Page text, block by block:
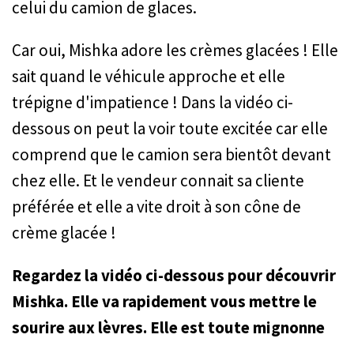
celui du camion de glaces.
Car oui, Mishka adore les crèmes glacées ! Elle
sait quand le véhicule approche et elle
trépigne d'impatience ! Dans la vidéo ci-
dessous on peut la voir toute excitée car elle
comprend que le camion sera bientôt devant
chez elle. Et le vendeur connait sa cliente
préférée et elle a vite droit à son cône de
crème glacée !
Regardez la vidéo ci-dessous pour découvrir
Mishka. Elle va rapidement vous mettre le
sourire aux lèvres. Elle est toute mignonne